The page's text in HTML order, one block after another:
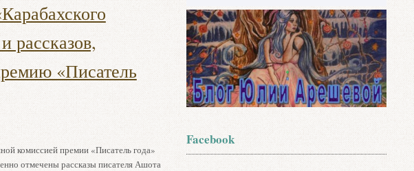
рассказов,
«Писатель
комиссией премии «Писатель года»
отмечены рассказы писателя Ашота
Facebook